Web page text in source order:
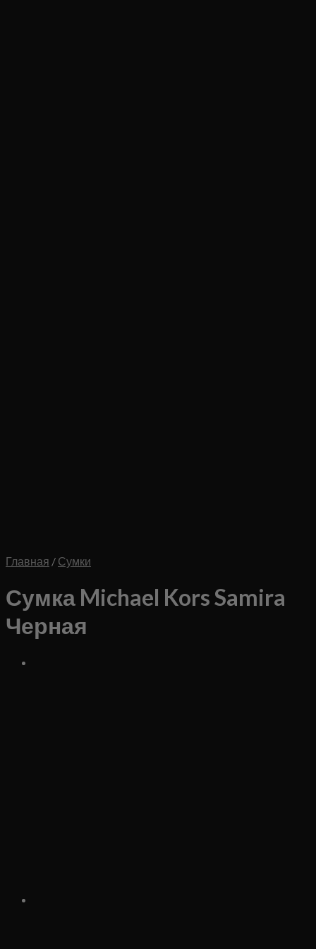
Главная / Сумки
Сумка Michael Kors Samira
Черная